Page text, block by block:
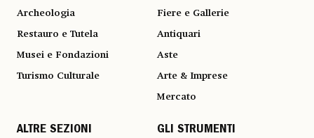
Archeologia
Restauro e Tutela
Musei e Fondazioni
Turismo Culturale
Fiere e Gallerie
Antiquari
Aste
Arte & Imprese
Mercato
ALTRE SEZIONI GLI STRUMENTI